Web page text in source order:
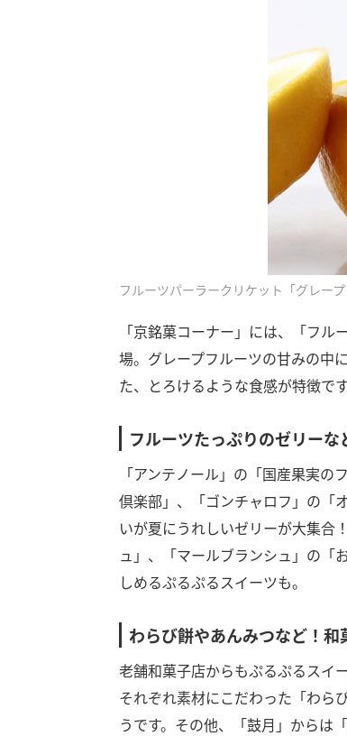
フルーツパーラークリケット「グレー
「京銘菓コーナー」には、「フ
場。グレープフルーツの甘みの中
た、とろけるような食感が特徴です
フルーツたっぷりのゼリー
「アンテノール」の「国産果実
倶楽部」、「ゴンチャロフ」の「
いが夏にうれしいゼリーが大集
ュ」、「マールブランシュ」の「
しめるぷるぷるスイーツも。
わらび餅やあんみつなど！
老舗和菓子店からもぷるぷるスイ
それぞれ素材にこだわった「わら
うです。その他、「鼓月」からは